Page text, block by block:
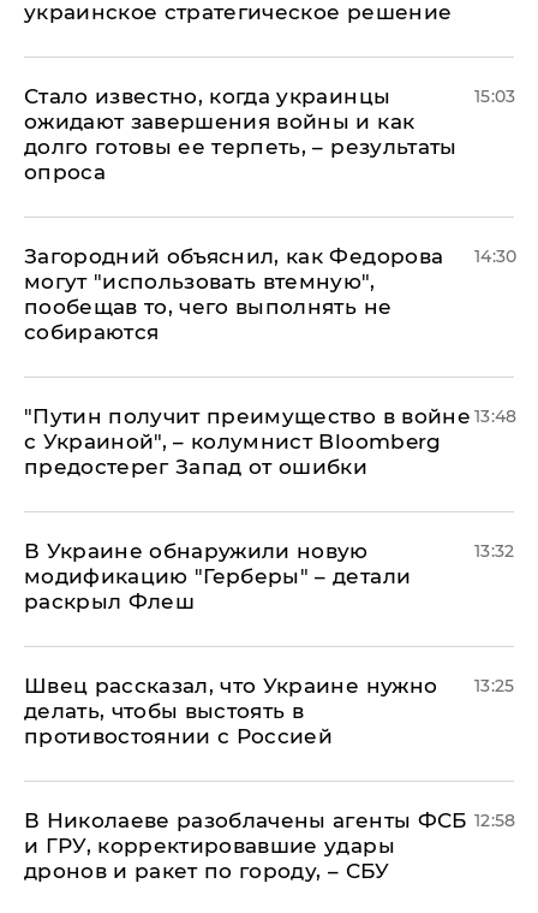
украинское стратегическое решение
Стало известно, когда украинцы
ожидают завершения войны и как
долго готовы ее терпеть, – результаты
опроса
15:03
Загородний объяснил, как Федорова
могут "использовать втемную",
пообещав то, чего выполнять не
собираются
14:30
"Путин получит преимущество в войне
с Украиной", – колумнист Bloomberg
предостерег Запад от ошибки
13:48
В Украине обнаружили новую
модификацию "Герберы" – детали
раскрыл Флеш
13:32
Швец рассказал, что Украине нужно
делать, чтобы выстоять в
противостоянии с Россией
13:25
В Николаеве разоблачены агенты ФСБ
и ГРУ, корректировавшие удары
дронов и ракет по городу, – СБУ
12:58